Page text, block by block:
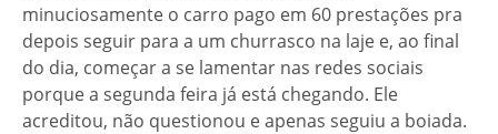
minuciosamente o carro pago em 60 prestações pra
depois seguir para a um churrasco na laje e, ao final
do dia, começar a se lamentar nas redes sociais
porque a segunda feira já está chegando. Ele
acreditou, não questionou e apenas seguiu a boiada.